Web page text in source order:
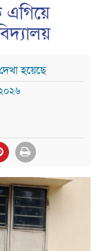
এগিয়ে
হয়েছে